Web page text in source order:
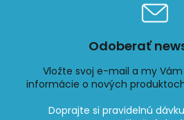
Odoberať
Vložte svoj e-mail a my
informácie o nových